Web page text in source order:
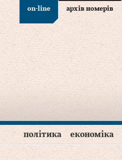
on-line архів номерів
політика економіка